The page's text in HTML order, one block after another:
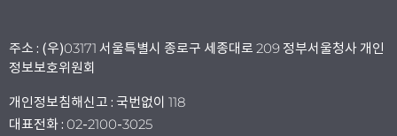
주소 : (우)03171 서울특별시 종로구 세종대로 209 정부서울청사 개인
정보보호위원회
개인정보침해신고 : 국번없이 118
대표전화 : 02-2100-3025